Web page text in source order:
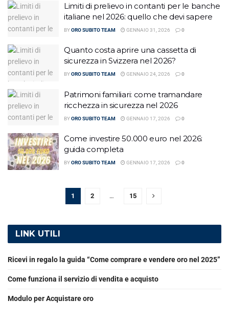
Limiti di prelievo in contanti per le banche
italiane nel 2026: quello che devi sapere
BYORO SUBITO TEAM GENNAIO 31, 2026 0
Quanto costa aprire una cassetta di
sicurezza in Svizzera nel 2026?
BYORO SUBITO TEAM GENNAIO 24, 2026 0
Patrimoni familiari: come tramandare
ricchezza in sicurezza nel 2026
BYORO SUBITO TEAM GENNAIO 17, 2026 0
Come investire 50.000 euro nel 2026:
guida completa
BYORO SUBITO TEAM GENNAIO 17, 2026 0
1 2 … 15
LINK UTILI
Ricevi in regalo la guida “Come comprare e vendere oro nel 2025”
Come funziona il servizio di vendita e acquisto
Modulo per Acquistare oro